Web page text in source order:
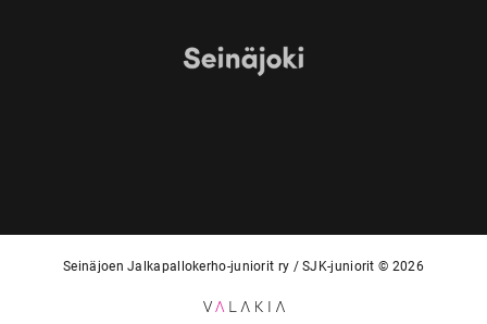
Seinäjoen Jalkapallokerho-juniorit ry / SJK-juniorit © 2026